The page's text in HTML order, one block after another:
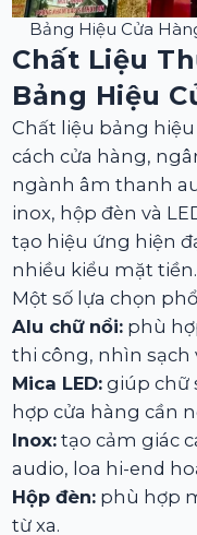
Bảng Hiệu Cửa
Chất Liệu
Bảng Hiệu
Chất liệu bảng
cách cửa hàng,
ngành âm thanh
inox, hộp đèn và
tạo hiệu ứng hiện
nhiều kiểu mặt tiền.
Một số lựa chọn
Alu chữ nổi: phù
thi công, nhìn sạch
Mica LED: giúp chữ
hợp cửa hàng cần
Inox: tạo cảm giác
audio, loa hi-end
Hộp đèn: phù hợp
từ xa.